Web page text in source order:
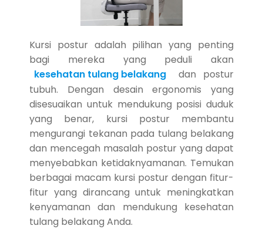
Kursi postur adalah pilihan yang penting
bagi mereka yang peduli akan
kesehatan tulang belakang
dan postur
tubuh. Dengan desain ergonomis yang
disesuaikan untuk mendukung posisi duduk
yang benar, kursi postur membantu
mengurangi tekanan pada tulang belakang
dan mencegah masalah postur yang dapat
menyebabkan ketidaknyamanan. Temukan
berbagai macam kursi postur dengan fitur-
fitur yang dirancang untuk meningkatkan
kenyamanan dan mendukung kesehatan
tulang belakang Anda.